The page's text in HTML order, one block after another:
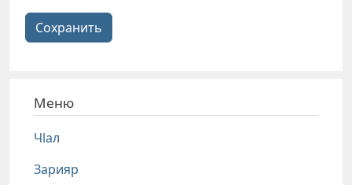
Сохранить
Меню
Чlал
Зарияр